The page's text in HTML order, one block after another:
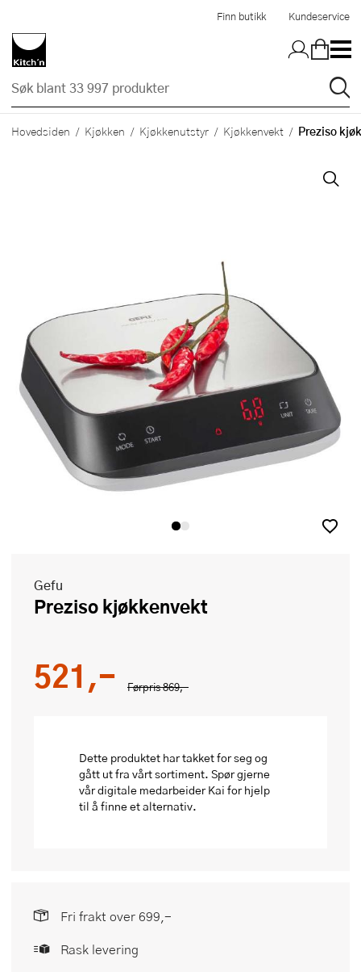
Finn butikk Kundeservice
Hovedsiden Kjøkken Kjøkkenutstyr Kjøkkenvekt Preziso
Gefu
Preziso kjøkkenvekt
Førpris869,-
521,-
Dette produktet har takket for seg og
gått ut fra vårt sortiment. Spør gjerne
vår digitale medarbeider Kai for hjelp
til å finne et alternativ.
Fri frakt over 699,-
Rask levering